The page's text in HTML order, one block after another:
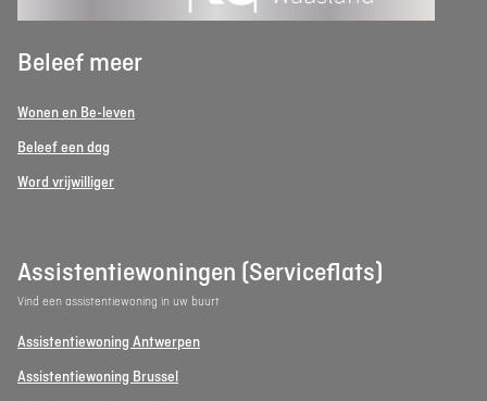
Beleef meer
Wonen en Be-leven
Beleef een dag
Word vrijwilliger
Assistentiewoningen (Serviceflats)
Vind een assistentiewoning in uw buurt
Assistentiewoning Antwerpen
Assistentiewoning Brussel